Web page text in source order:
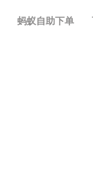
蚂蚁自助下单